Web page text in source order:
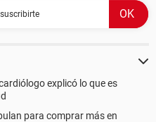
explicó lo que es
para comprar más en